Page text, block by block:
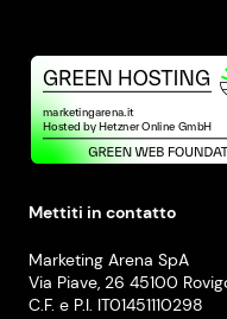
Mettiti in contatto
Marketing Arena SpA
Via Piave, 26 45100
C.F. e P.I. IT01451110298